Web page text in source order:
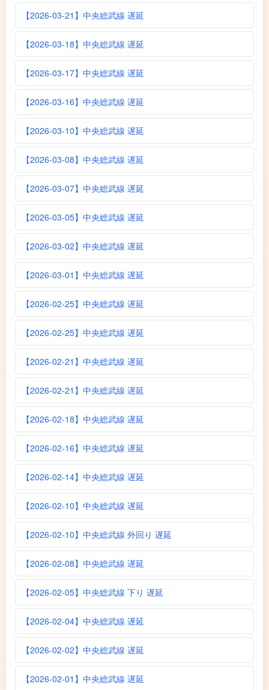
【2026-03-21】中央総武線 遅延
【2026-03-18】中央総武線 遅延
【2026-03-17】中央総武線 遅延
【2026-03-16】中央総武線 遅延
【2026-03-10】中央総武線 遅延
【2026-03-08】中央総武線 遅延
【2026-03-07】中央総武線 遅延
【2026-03-05】中央総武線 遅延
【2026-03-02】中央総武線 遅延
【2026-03-01】中央総武線 遅延
【2026-02-25】中央総武線 遅延
【2026-02-25】中央総武線 遅延
【2026-02-21】中央総武線 遅延
【2026-02-21】中央総武線 遅延
【2026-02-18】中央総武線 遅延
【2026-02-16】中央総武線 遅延
【2026-02-14】中央総武線 遅延
【2026-02-10】中央総武線 遅延
【2026-02-10】中央総武線 外回り 遅延
【2026-02-08】中央総武線 遅延
【2026-02-05】中央総武線 下り 遅延
【2026-02-04】中央総武線 遅延
【2026-02-02】中央総武線 遅延
【2026-02-01】中央総武線 遅延